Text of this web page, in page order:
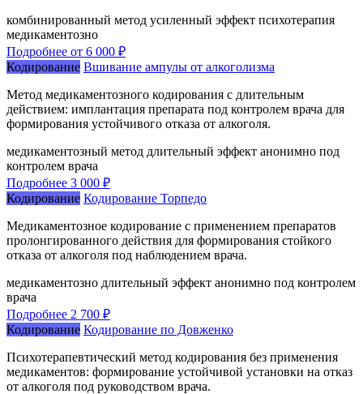
комбинированный метод усиленный эффект психотерапия
медикаментозно
Подробнее от 6 000 ₽
Кодирование Вшивание ампулы от алкоголизма
Метод медикаментозного кодирования с длительным
действием: имплантация препарата под контролем врача для
формирования устойчивого отказа от алкоголя.
медикаментозный метод длительный эффект анонимно под
контролем врача
Подробнее 3 000 ₽
Кодирование Кодирование Торпедо
Медикаментозное кодирование с применением препаратов
пролонгированного действия для формирования стойкого
отказа от алкоголя под наблюдением врача.
медикаментозно длительный эффект анонимно под контролем
врача
Подробнее 2 700 ₽
Кодирование Кодирование по Довженко
Психотерапевтический метод кодирования без применения
медикаментов: формирование устойчивой установки на отказ
от алкоголя под руководством врача.